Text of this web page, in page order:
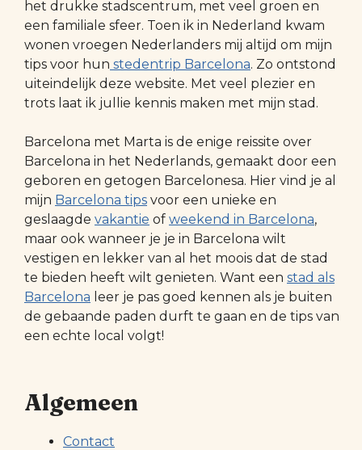
het drukke stadscentrum, met veel groen en
een familiale sfeer. Toen ik in Nederland kwam
wonen vroegen Nederlanders mij altijd om mijn
tips voor hun stedentrip Barcelona. Zo ontstond
uiteindelijk deze website. Met veel plezier en
trots laat ik jullie kennis maken met mijn stad.
Barcelona met Marta is de enige reissite over
Barcelona in het Nederlands, gemaakt door een
geboren en getogen Barcelonesa. Hier vind je al
mijn Barcelona tips voor een unieke en
geslaagde vakantie of weekend in Barcelona,
maar ook wanneer je je in Barcelona wilt
vestigen en lekker van al het moois dat de stad
te bieden heeft wilt genieten. Want een stad als
Barcelona leer je pas goed kennen als je buiten
de gebaande paden durft te gaan en de tips van
een echte local volgt!
Algemeen
Contact